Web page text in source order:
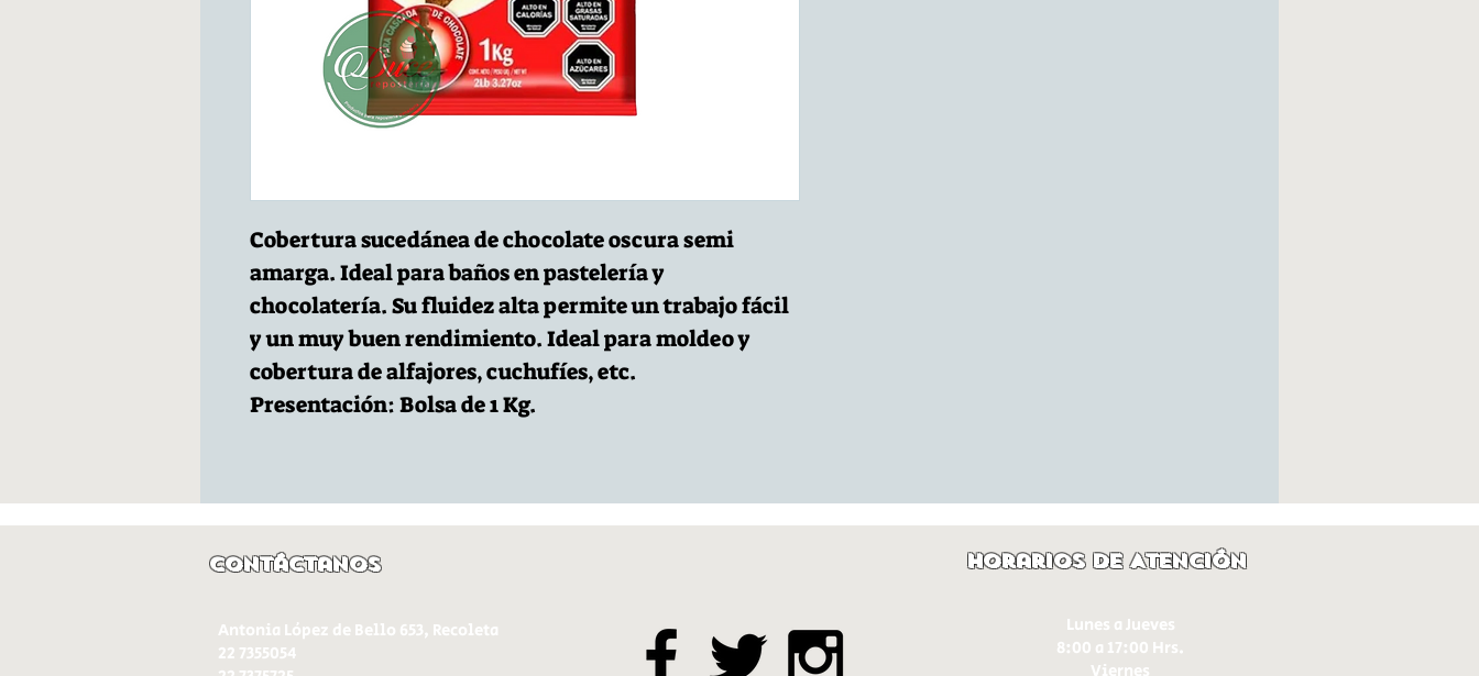
Cobertura sucedánea de chocolate oscura semi
amarga. Ideal para baños en pastelería y
chocolatería. Su fluidez alta permite un trabajo fácil
y un muy buen rendimiento. Ideal para moldeo y
cobertura de alfajores, cuchufíes, etc.
Presentación: Bolsa de 1 Kg.
Contáctanos
Antonia López de Bello 653, Recoleta
22 7355054
Horarios de Atención
Lunes a Jueves
8:00 a 17:00 Hrs.
Viernes